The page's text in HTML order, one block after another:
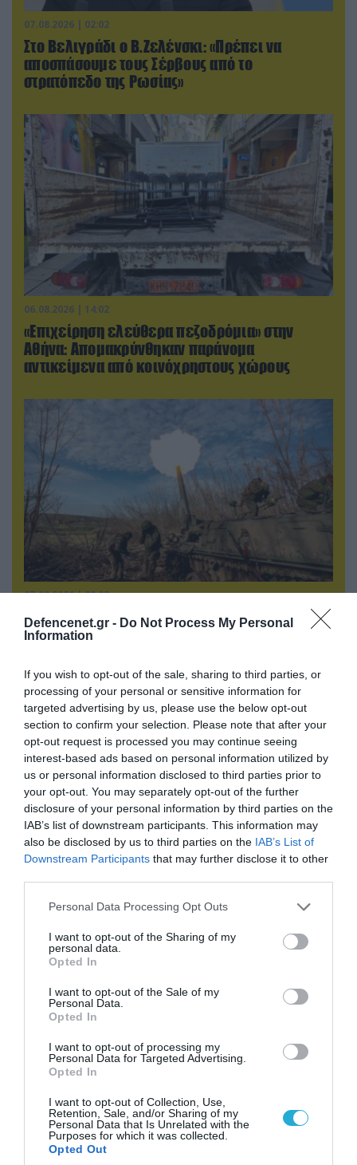
Defencenet.gr - Do Not Process My Personal
Information
If you wish to opt-out of the sale, sharing to third parties, or
processing of your personal or sensitive information for
targeted advertising by us, please use the below opt-out
section to confirm your selection. Please note that after your
opt-out request is processed you may continue seeing
interest-based ads based on personal information utilized by
us or personal information disclosed to third parties prior to
your opt-out. You may separately opt-out of the further
disclosure of your personal information by third parties on the
IAB’s list of downstream participants. This information may
also be disclosed by us to third parties on the IAB’s List of
Downstream Participants that may further disclose it to other
Please note that this website/app uses one or more Google
not limited to your visit or usage behaviour. You may click to
grant or deny consent to Google and its third-party tags to
use your data for below specified purposes in below Google
consent section.
Personal Data Processing Opt Outs
I want to opt-out of the Sharing of my
personal data.
Opted In
I want to opt-out of the Sale of my
Personal Data.
Opted In
I want to opt-out of processing my
Personal Data for Targeted Advertising.
Opted In
I want to opt-out of Collection, Use,
Retention, Sale, and/or Sharing of my
Personal Data that Is Unrelated with the
Purposes for which it was collected.
Opted Out
07.08.2026 | 02:02
Στο Βελιγράδι ο Β.Ζελένσκι: «Πρέπει να
αποσπάσουμε τους Σέρβους από το
στρατόπεδο της Ρωσίας»
06.08.2026 | 14:02
«Επιχείρηση ελεύθερα πεζοδρόμια» στην
Αθήνα: Απομακρύνθηκαν παράνομα
αντικείμενα από κοινόχρηστους χώρους
07.08.2026 | 08:02
Οι ρωσικές δυνάμεις απέχουν μόλις 5 χλμ.
από Σλαβιάνσκ και Κραματόρσκ στο Ντονέτσκ
ΠΟΛΙΤΙΚΗ
06.08.2026 | 14:02
«Επιχείρηση ελεύθερα πεζοδρόμια» στην
Αθήνα: Απομακρύνθηκαν παράνομα
αντικείμενα από κοινόχρηστους χώρους